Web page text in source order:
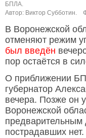
БПЛА.
Автор: Виктор Субботин.
В Воронежской
отменяют режим
был введён
пор остаётся в
О приближении
губернатор
вечера. Позже он
Воронежской
пострадавших нет.